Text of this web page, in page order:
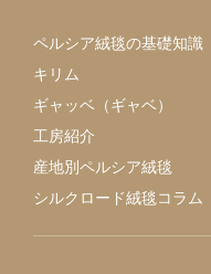
ペルシア絨毯の基礎知識
キリム
ギャッベ（ギャベ）
工房紹介
産地別ペルシア絨毯
シルクロード絨毯コラム